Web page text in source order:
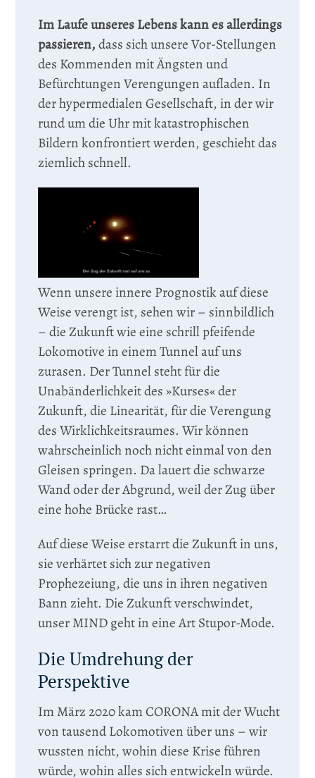
Im Laufe unseres Lebens kann es allerdings
passieren,dass sich unsere Vor-Stellungen
des Kommenden mit Ängsten und
Befürchtungen Verengungen aufladen. In
der hypermedialen Gesellschaft, in der wir
rund um die Uhr mit katastrophischen
Bildern konfrontiert werden, geschieht das
ziemlich schnell.
Wenn unsere innere Prognostik auf diese
Weise verengt ist, sehen wir – sinnbildlich
– die Zukunft wie eine schrill pfeifende
Lokomotive in einem Tunnel auf uns
zurasen. Der Tunnel steht für die
Unabänderlichkeit des »Kurses« der
Zukunft, die Linearität, für die Verengung
des Wirklichkeitsraumes. Wir können
wahrscheinlich noch nicht einmal von den
Gleisen springen. Da lauert die schwarze
Wand oder der Abgrund, weil der Zug über
eine hohe Brücke rast…
Auf diese Weise erstarrt die Zukunft in uns,
sie verhärtet sich zur negativen
Prophezeiung, die uns in ihren negativen
Bann zieht. Die Zukunft verschwindet,
unser MIND geht in eine Art Stupor-Mode.
Die Umdrehung der
Perspektive
Im März 2020 kam CORONA mit der Wucht
von tausend Lokomotiven über uns – wir
wussten nicht, wohin diese Krise führen
würde, wohin alles sich entwickeln würde.